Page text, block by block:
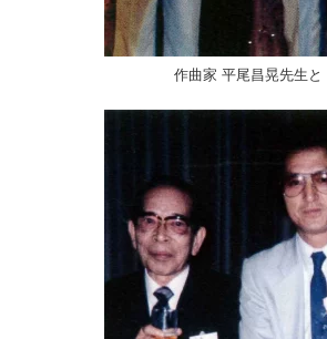
作曲家 平尾昌晃先生と